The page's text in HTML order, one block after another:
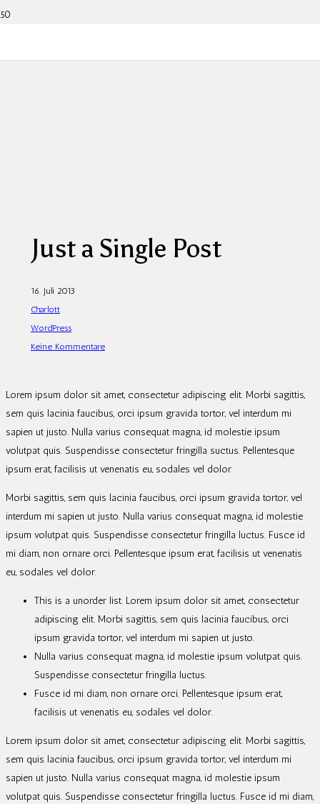
Just a Single Post
16. Juli 2013
Charlott
WordPress
Keine Kommentare
Lorem ipsum dolor sit amet, consectetur adipiscing elit. Morbi sagittis,
sem quis lacinia faucibus, orci ipsum gravida tortor, vel interdum mi
sapien ut justo. Nulla varius consequat magna, id molestie ipsum
volutpat quis. Suspendisse consectetur fringilla suctus. Pellentesque
ipsum erat, facilisis ut venenatis eu, sodales vel dolor.
Morbi sagittis, sem quis lacinia faucibus, orci ipsum gravida tortor, vel
interdum mi sapien ut justo. Nulla varius consequat magna, id molestie
ipsum volutpat quis. Suspendisse consectetur fringilla luctus. Fusce id
mi diam, non ornare orci. Pellentesque ipsum erat, facilisis ut venenatis
eu, sodales vel dolor.
This is a unorder list. Lorem ipsum dolor sit amet, consectetur
adipiscing elit. Morbi sagittis, sem quis lacinia faucibus, orci
ipsum gravida tortor, vel interdum mi sapien ut justo.
Nulla varius consequat magna, id molestie ipsum volutpat quis.
Suspendisse consectetur fringilla luctus.
Fusce id mi diam, non ornare orci. Pellentesque ipsum erat,
facilisis ut venenatis eu, sodales vel dolor.
Lorem ipsum dolor sit amet, consectetur adipiscing elit. Morbi sagittis,
sem quis lacinia faucibus, orci ipsum gravida tortor, vel interdum mi
sapien ut justo. Nulla varius consequat magna, id molestie ipsum
volutpat quis. Suspendisse consectetur fringilla luctus. Fusce id mi diam,